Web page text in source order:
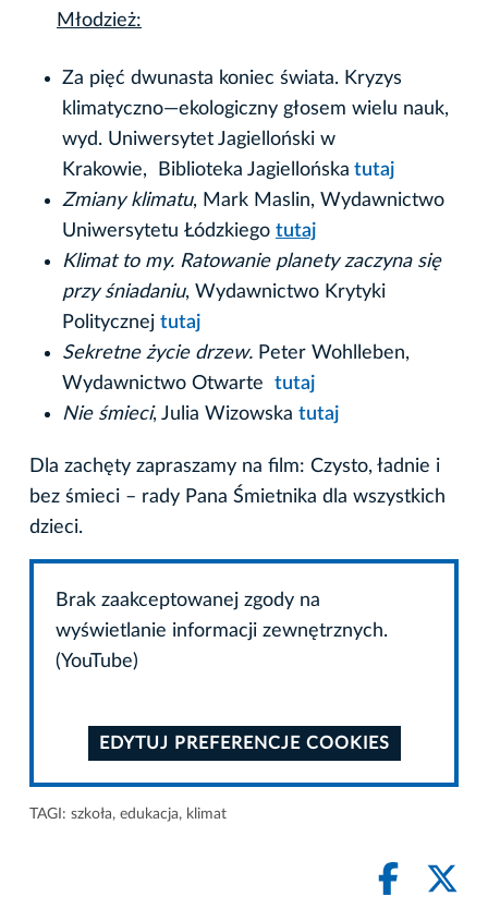
Młodzież:
Za pięć dwunasta koniec świata. Kryzys
klimatyczno—ekologiczny głosem wielu nauk,
wyd. Uniwersytet Jagielloński w
Krakowie, Biblioteka Jagiellońska tutaj
Zmiany klimatu, Mark Maslin, Wydawnictwo
Uniwersytetu Łódzkiego tutaj
Klimat to my. Ratowanie planety zaczyna się
przy śniadaniu, Wydawnictwo Krytyki
Politycznej tutaj
Sekretne życie drzew. Peter Wohlleben,
Wydawnictwo Otwarte
tutaj
Nie śmieci, Julia Wizowska tutaj
Dla zachęty zapraszamy na film: Czysto, ładnie i
bez śmieci – rady Pana Śmietnika dla wszystkich
dzieci.
Brak zaakceptowanej zgody na
wyświetlanie informacji zewnętrznych.
(YouTube)
EDYTUJ PREFERENCJE COOKIES
TAGI: szkoła, edukacja, klimat